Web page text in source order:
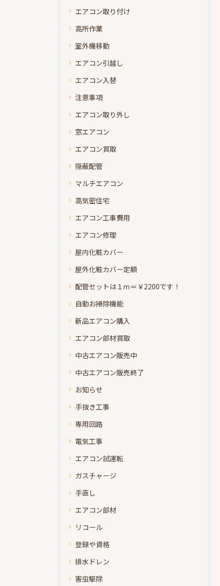
エアコン取り付け
高所作業
室外機移動
エアコン引越し
エアコン入替
注意事項
エアコン取り外し
窓エアコン
エアコン買取
隠蔽配管
マルチエアコン
高気密住宅
エアコン工事費用
エアコン修理
屋内化粧カバー
屋外化粧カバー定額
配管セットは１ｍ＝￥2200です！
自動お掃除機能
新品エアコン購入
エアコン部材買取
中古エアコン販売中
中古エアコン販売終了
お知らせ
手抜き工事
専用回路
電気工事
エアコン試運転
ガスチャージ
手直し
エアコン部材
リコール
登録や資格
排水ドレン
害虫駆除